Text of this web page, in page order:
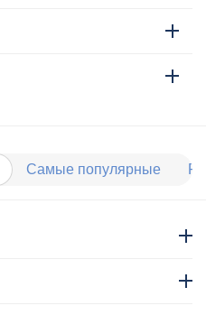
Самые популярные